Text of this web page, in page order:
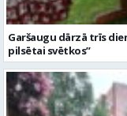
Garšaugu dārzā trīs
pilsētai svētkos”